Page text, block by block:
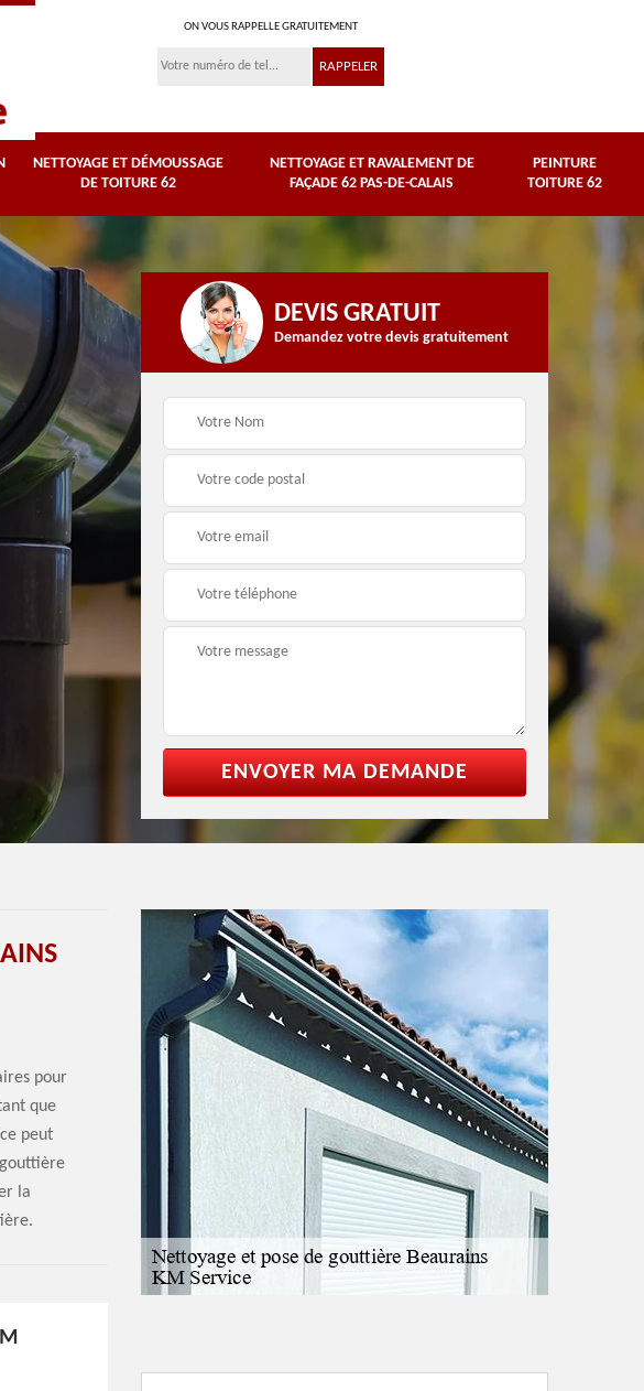
ON VOUS RAPPELLE GRATUITEMENT
NETTOYAGE ET DÉMOUSSAGE
DE TOITURE 62
NETTOYAGE ET RAVALEMENT DE
FAÇADE 62 PAS-DE-CALAIS
PEINTURE
TOITURE 62
Nettoyage et
démoussage de
toiture 62
62 Pas-de-Calais
DEVIS GRATUIT
Demandez votre devis gratuitement
pour
que
peut
la